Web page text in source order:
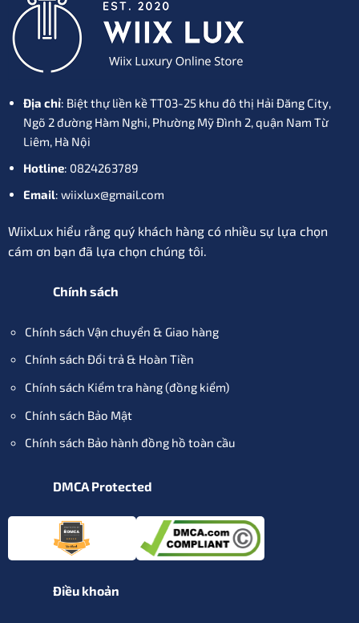
Địa chỉ: Biệt thự liền kề TT03-25 khu đô thị Hải Đăng City,
Ngõ 2 đường Hàm Nghi, Phường Mỹ Đình 2, quận Nam Từ
Liêm, Hà Nội
Hotline: 0824263789
Email: wiixlux@gmail.com
WiixLux hiểu rằng quý khách hàng có nhiều sự lựa chọn
cám ơn bạn đã lựa chọn chúng tôi.
Chính sách
Chính sách Vận chuyển & Giao hàng
Chính sách Đổi trả & Hoàn Tiền
Chính sách Kiểm tra hàng (đồng kiểm)
Chính sách Bảo Mật
Chính sách Bảo hành đồng hồ toàn cầu
DMCA Protected
Điều khoản